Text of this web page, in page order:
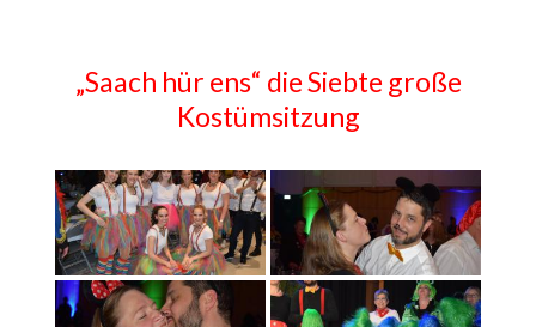
„Saach hür ens“ die Siebte große
Kostümsitzung